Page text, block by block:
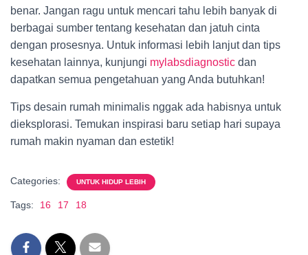
benar. Jangan ragu untuk mencari tahu lebih banyak di
berbagai sumber tentang kesehatan dan jatuh cinta
dengan prosesnya. Untuk informasi lebih lanjut dan tips
kesehatan lainnya, kunjungi mylabsdiagnostic dan
dapatkan semua pengetahuan yang Anda butuhkan!
Tips desain rumah minimalis nggak ada habisnya untuk
dieksplorasi. Temukan inspirasi baru setiap hari supaya
rumah makin nyaman dan estetik!
Categories: UNTUK HIDUP LEBIH
Tags: 16 17 18